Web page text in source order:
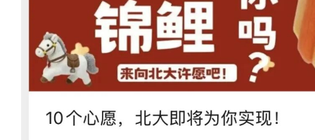
忘初心。
等你的好消息!